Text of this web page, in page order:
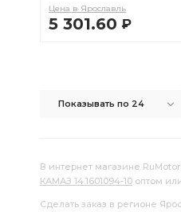
Цена в Ярославль
5 301.60 Р
Показывать по 24
В интернет магазине
КАМАЗ 14.1601094-10 оптом
Сделать заказ в регионе